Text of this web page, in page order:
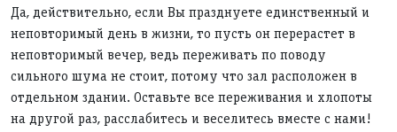
Да, действительно, если Вы празднуете единственный и
неповторимый день в жизни, то пусть он перерастет в
неповторимый вечер, ведь переживать по поводу
сильного шума не стоит, потому что зал расположен в
отдельном здании. Оставьте все переживания и хлопоты
на другой раз, расслабитесь и веселитесь вместе с нами!